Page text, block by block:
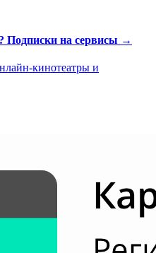
Подписки на сервисы →
кинотеатры и